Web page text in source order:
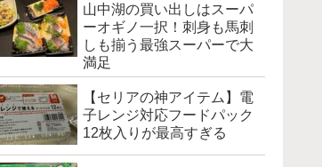
山中湖の買い出しはスーパ
ーオギノ一択！刺身も馬刺
しも揃う最強スーパーで大
満足
【セリアの神アイテム】電
子レンジ対応フードパック
12枚入りが最高すぎる